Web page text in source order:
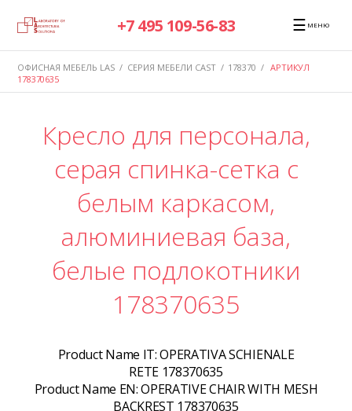
+7 495 109-56-83 ☰ МЕНЮ
ОФИСНАЯ МЕБЕЛЬ LAS / СЕРИЯ МЕБЕЛИ CAST / 178370 / АРТИКУЛ
178370635
Кресло для персонала,
серая спинка-сетка с
белым каркасом,
алюминиевая база,
белые подлокотники
178370635
Product Name IT:OPERATIVA SCHIENALE
RETE 178370635
Product Name EN:OPERATIVE CHAIR WITH MESH
BACKREST 178370635